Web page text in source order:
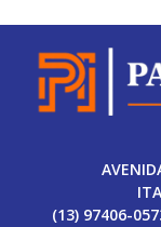
(13) 97406-